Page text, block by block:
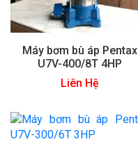
Máy bơm bù áp Pentax
U7V-400/8T 4HP
Liên Hệ